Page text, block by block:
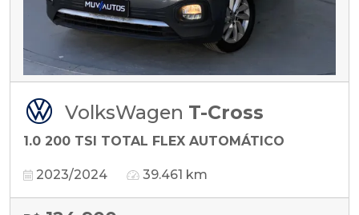
VolksWagen T-Cross
1.0 200 TSI TOTAL FLEX AUTOMÁTICO
2023/2024 39.461 km